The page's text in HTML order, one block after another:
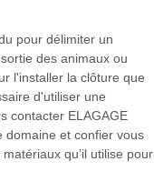
pour délimiter un
des animaux ou
l'installer la clôture que
d'utiliser une
contacter ELAGAGE
domaine et confier vous
qu’il utilise pour